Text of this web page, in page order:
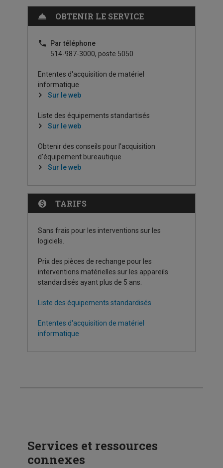
OBTENIR LE SERVICE
Par téléphone
514-987-3000, poste 5050
Ententes d'acquisition de matériel
informatique
Sur le web
Liste des équipements standartisés
Sur le web
Obtenir des conseils pour l'acquisition
d'équipement bureautique
Sur le web
TARIFS
Sans frais pour les interventions sur les
logiciels.
Prix des pièces de rechange pour les
interventions matérielles sur les appareils
standardisés ayant plus de 5 ans.
Liste des équipements standardisés
Ententes d'acquisition de matériel
informatique
Services et ressources
connexes